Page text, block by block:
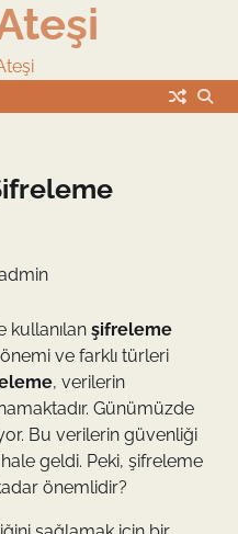
kullanılan şifreleme
ve farklı türleri
, verilerin
Günümüzde
Bu verilerin güvenliği
geldi. Peki, şifreleme
önemlidir?